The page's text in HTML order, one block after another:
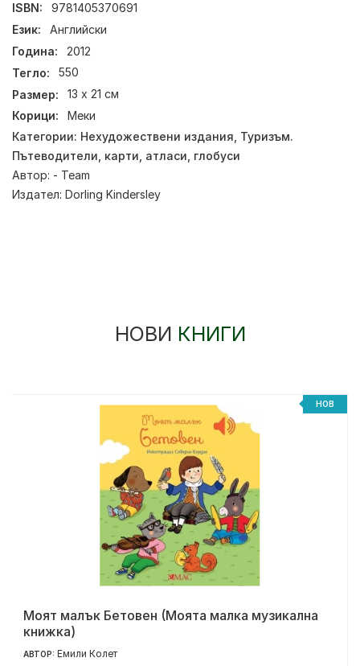
ISBN:
9781405370691
Език:
Английски
Година:
2012
Тегло:
550
Размер:
13 х 21 см
Корици:
Меки
Категории: Нехудожествени издания Туризъм.
Пътеводители, карти, атласи, глобуси
Автор: - Team
Издател: Dorling Kindersley
НОВИ КНИГИ
НОВ
Моят малък Бетовен (Моята малка музикална
книжка)
АВТОР: Емили Колет